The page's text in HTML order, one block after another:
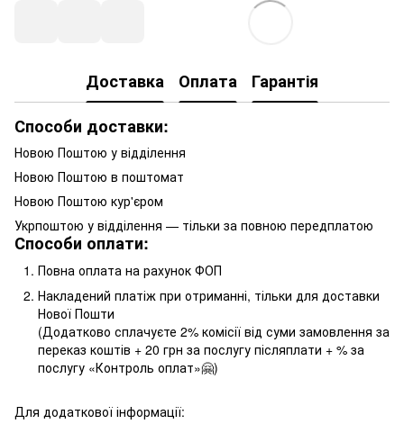
Доставка Оплата
Гарантія
Способи доставки:
Новою Поштою у відділення
Новою Поштою в поштомат
Новою Поштою кур'єром
Укрпоштою у відділення — тільки за повною передплатою
Способи оплати:
Повна оплата на рахунок ФОП
Накладений платіж при отриманні, тільки для доставки
Нової Пошти
(Додатково сплачуєте 2% комісії від суми замовлення за
переказ коштів + 20 грн за послугу післяплати + % за
послугу «Контроль оплат»🤗)
Для додаткової інформації: